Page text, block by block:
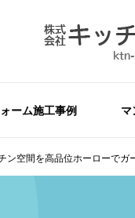
ーム施工事例 マ
ン空間を高品位ホーローでガ